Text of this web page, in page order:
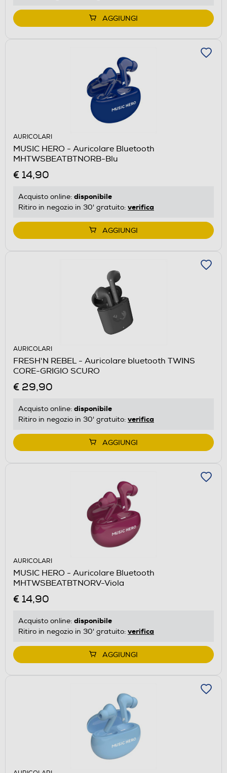
AGGIUNGI
AURICOLARI
MUSIC HERO - Auricolare Bluetooth
MHTWSBEATBTNORB-Blu
€ 14,90
Acquisto online: disponibile
Ritiro in negozio in 30' gratuito: verifica
AGGIUNGI
AURICOLARI
FRESH'N REBEL - Auricolare bluetooth TWINS
CORE-GRIGIO SCURO
€ 29,90
Acquisto online: disponibile
Ritiro in negozio in 30' gratuito: verifica
AGGIUNGI
AURICOLARI
MUSIC HERO - Auricolare Bluetooth
MHTWSBEATBTNORV-Viola
€ 14,90
Acquisto online: disponibile
Ritiro in negozio in 30' gratuito: verifica
AGGIUNGI